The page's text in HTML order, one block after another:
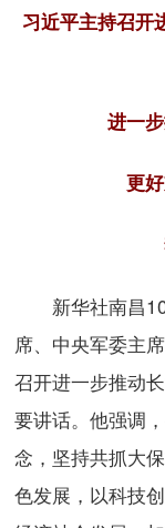
习近平主持召开
进一
更
新华社南昌10
席、中央军委主
召开进一步推动
要讲话。他强调
念，坚持共抓大
色发展，以科技